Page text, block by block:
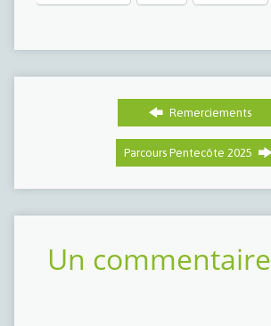
Remerciements
Parcours Pentecôte 2025
Un commentaire